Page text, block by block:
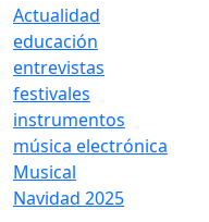
Actualidad
educación
entrevistas
festivales
instrumentos
música electrónica
Musical
Navidad 2025